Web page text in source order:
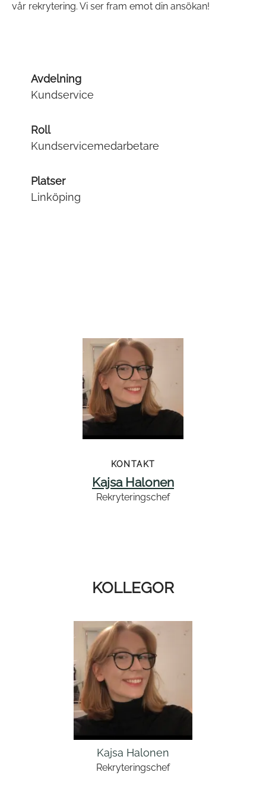
vår rekrytering. Vi ser fram emot din ansökan!
Avdelning
Kundservice
Roll
Kundservicemedarbetare
Platser
Linköping
KONTAKT
Kajsa Halonen
Rekryteringschef
KOLLEGOR
Kajsa Halonen
Rekryteringschef